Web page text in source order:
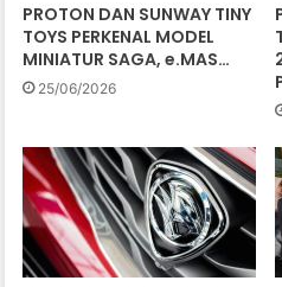
PROTON DAN SUNWAY TINY
TOYS PERKENAL MODEL
MINIATUR SAGA, e.MAS…
25/06/2026